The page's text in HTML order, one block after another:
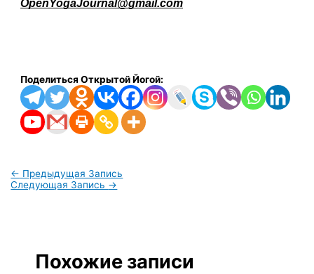
OpenYogaJournal@gmail.com
Поделиться Открытой Йогой:
← Предыдущая Запись
Следующая Запись →
Похожие записи